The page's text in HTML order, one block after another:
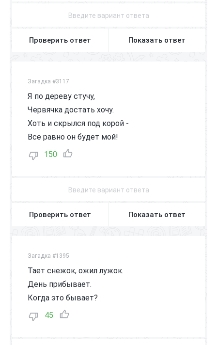
Проверить ответ Показать ответ
Загадка #3117
Я по дереву стучу,
Червячка достать хочу.
Хоть и скрылся под корой -
Всё равно он будет мой!
150
Проверить ответ Показать ответ
Загадка #1395
Тает снежок, ожил лужок.
День прибывает.
Когда это бывает?
45